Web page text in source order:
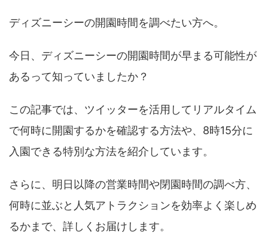
ディズニーシーの開園時間を調べたい方へ。
今日、ディズニーシーの開園時間が早まる可能性が
あるって知っていましたか？
この記事では、ツイッターを活用してリアルタイム
で何時に開園するかを確認する方法や、8時15分に
入園できる特別な方法を紹介しています。
さらに、明日以降の営業時間や閉園時間の調べ方、
何時に並ぶと人気アトラクションを効率よく楽しめ
るかまで、詳しくお届けします。